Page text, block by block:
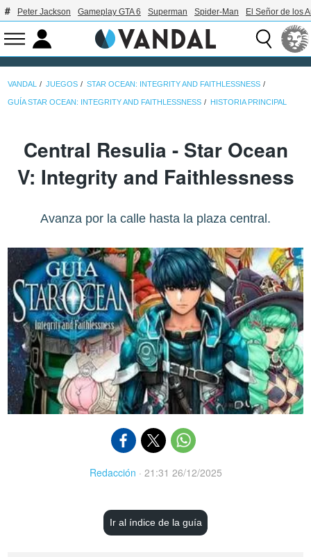
Peter Jackson Gameplay GTA 6 Superman Spider-Man El Señor de los
VANDAL JUEGOS STAR OCEAN: INTEGRITY AND FAITHLESSNESS
GUÍA STAR OCEAN: INTEGRITY AND FAITHLESSNESS HISTORIA PRINCIPAL
Central Resulia - Star Ocean
V: Integrity and Faithlessness
Avanza por la calle hasta la plaza central.
Redacción · 21:31 26/12/2025
Ir al índice de la guía